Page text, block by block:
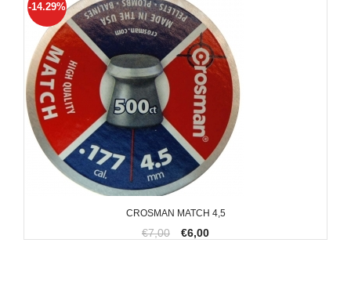
CROSMAN MATCH 4,5
-14.29%
€7,00 €6,00